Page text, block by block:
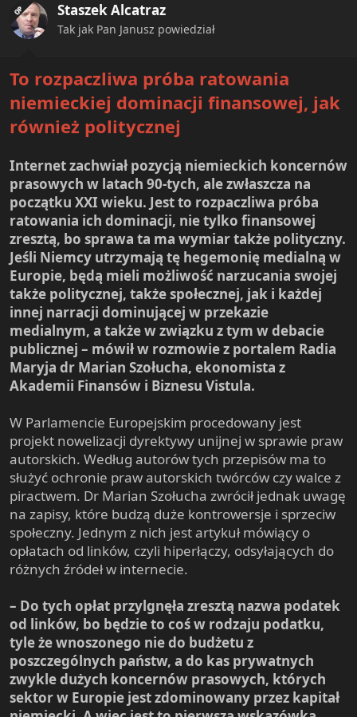
o
n
s
OP Staszek Alcatraz
Tak jak Pan Janusz powiedział
To rozpaczliwa próba ratowania
niemieckiej dominacji finansowej, jak
również politycznej
Internet zachwiał pozycją niemieckich koncernów
prasowych w latach 90-tych, ale zwłaszcza na
początku XXI wieku. Jest to rozpaczliwa próba
ratowania ich dominacji, nie tylko finansowej
zresztą, bo sprawa ta ma wymiar także polityczny.
Jeśli Niemcy utrzymają tę hegemonię medialną w
Europie, będą mieli możliwość narzucania swojej
także politycznej, także społecznej, jak i każdej
innej narracji dominującej w przekazie
medialnym, a także w związku z tym w debacie
publicznej – mówił w rozmowie z portalem Radia
Maryja dr Marian Szołucha, ekonomista z
Akademii Finansów i Biznesu Vistula.
W Parlamencie Europejskim procedowany jest
projekt nowelizacji dyrektywy unijnej w sprawie praw
autorskich. Według autorów tych przepisów ma to
służyć ochronie praw autorskich twórców czy walce z
piractwem. Dr Marian Szołucha zwrócił jednak uwagę
na zapisy, które budzą duże kontrowersje i sprzeciw
społeczny. Jednym z nich jest artykuł mówiący o
opłatach od linków, czyli hiperłączy, odsyłających do
różnych źródeł w internecie.
– Do tych opłat przylgnęła zresztą nazwa podatek
od linków, bo będzie to coś w rodzaju podatku,
tyle że wnoszonego nie do budżetu z
poszczególnych państw, a do kas prywatnych
zwykle dużych koncernów prasowych, których
sektor w Europie jest zdominowany przez kapitał